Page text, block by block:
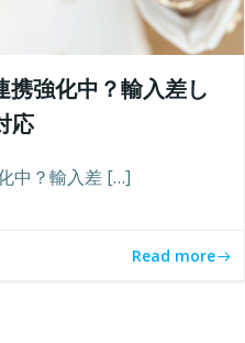
携強化中？輸入差し
応
中？輸入差 […]
Read more